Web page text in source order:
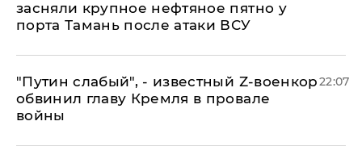
засняли крупное нефтяное пятно у
порта Тамань после атаки ВСУ
​"Путин слабый", - известный Z-военкор
обвинил главу Кремля в провале
войны
22:07